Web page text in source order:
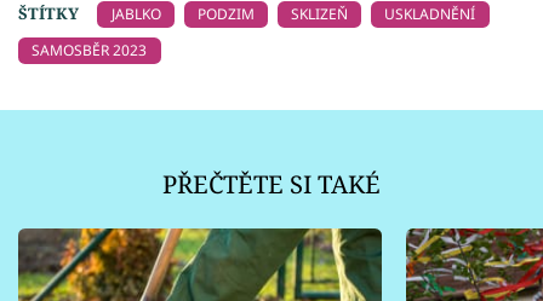
ŠTÍTKY
JABLKO PODZIM SKLIZEŇ
USKLADNĚNÍ
SAMOSBĚR 2023
PŘEČTĚTE SI TAKÉ